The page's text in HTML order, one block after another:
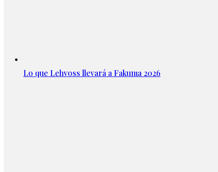
Lo que Lehvoss llevará a Fakuma 2026